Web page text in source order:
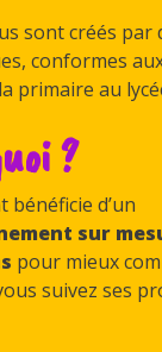
sont créés par
conformes
primaire au
?
d’un
sur
pour mieux
suivez ses